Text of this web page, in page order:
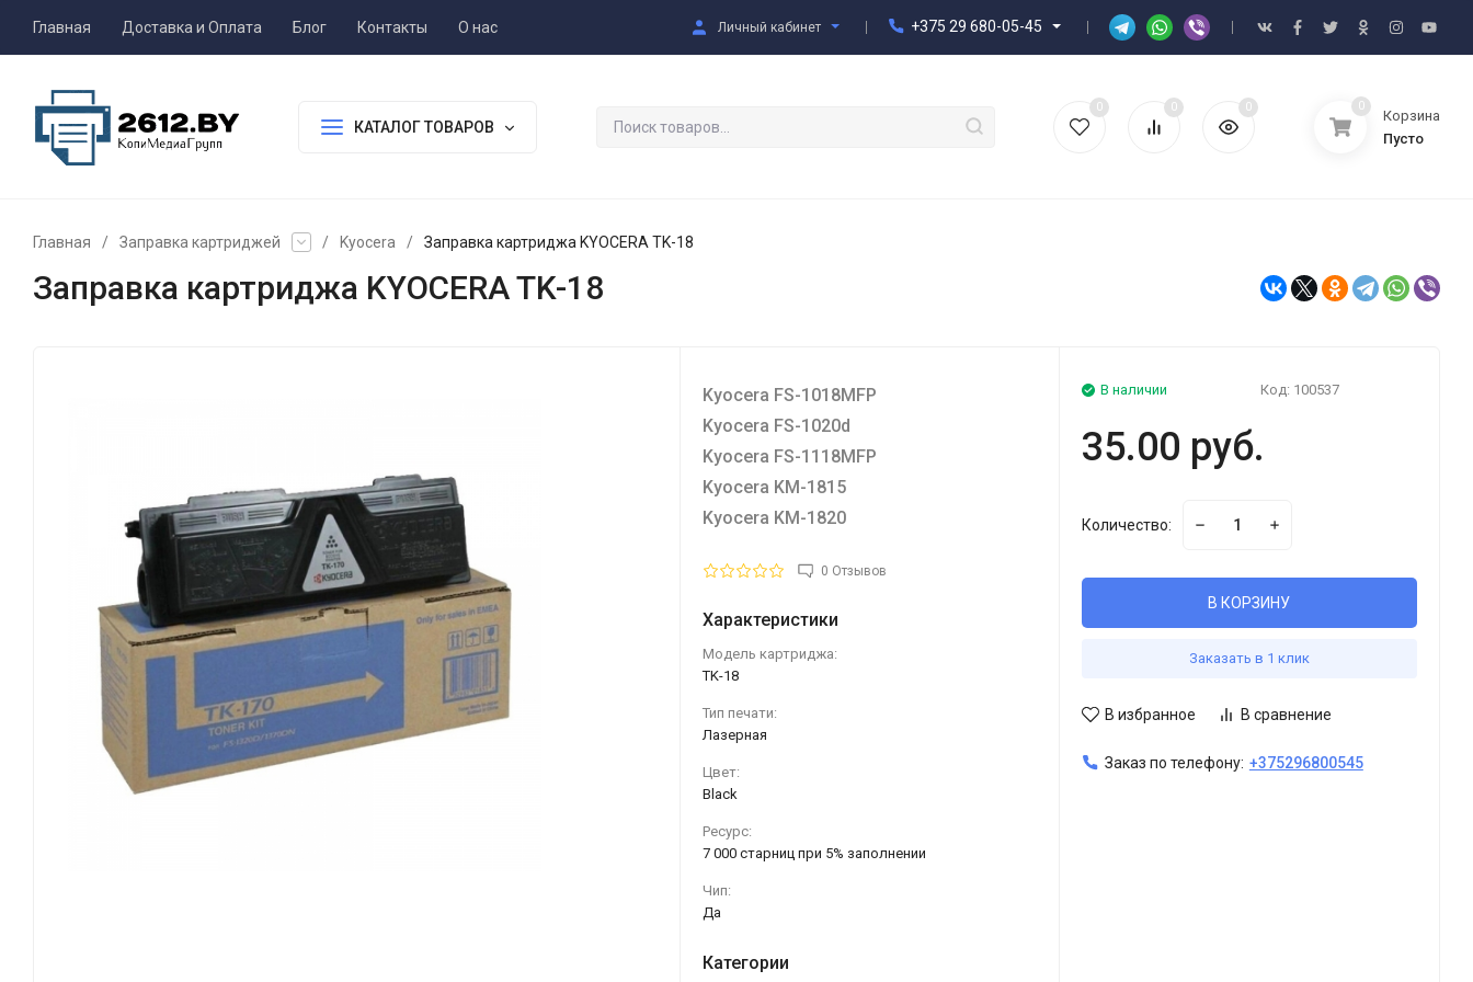
Главная Доставка и Оплата Блог Контакты О нас Личный кабинет +375 29 680-05-45
КАТАЛОГ ТОВАРОВ
0 0 0 0
Корзина
Пусто
Главная / Заправка картриджей / Kyocera / Заправка картриджа KYOCERA TK-18
Заправка картриджа KYOCERA TK-18
Kyocera FS-1018MFP
Kyocera FS-1020d
Kyocera FS-1118MFP
Kyocera KM-1815
Kyocera KM-1820
0 Отзывов
Характеристики
Модель картриджа:
TK-18
Тип печати:
Лазерная
Цвет:
Black
Ресурс:
7 000 старниц при 5% заполнении
Чип:
Да
Категории
В наличии Код: 100537
35.00 руб.
Количество:
В КОРЗИНУ
Заказать в 1 клик
В избранное В сравнение
Заказ по телефону: +375296800545